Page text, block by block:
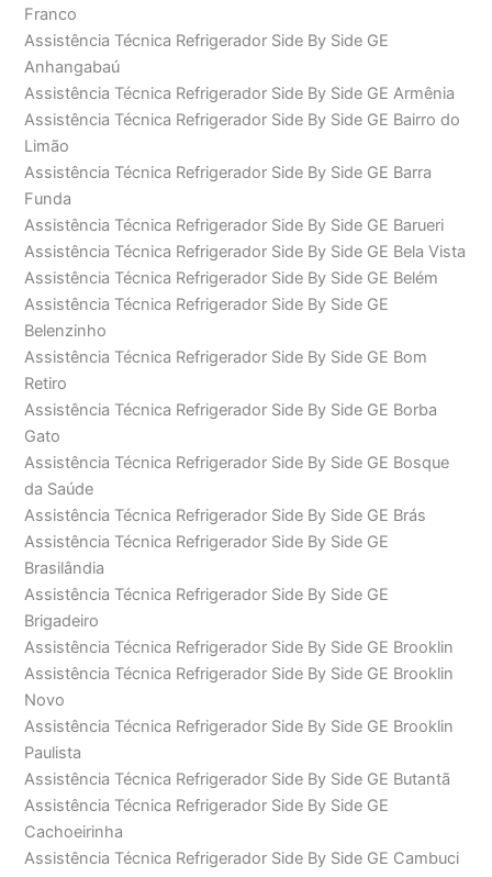
Franco
Assistência Técnica Refrigerador Side By Side GE
Anhangabaú
Assistência Técnica Refrigerador Side By Side GE Armênia
Assistência Técnica Refrigerador Side By Side GE Bairro do
Limão
Assistência Técnica Refrigerador Side By Side GE Barra
Funda
Assistência Técnica Refrigerador Side By Side GE Barueri
Assistência Técnica Refrigerador Side By Side GE Bela Vista
Assistência Técnica Refrigerador Side By Side GE Belém
Assistência Técnica Refrigerador Side By Side GE
Belenzinho
Assistência Técnica Refrigerador Side By Side GE Bom
Retiro
Assistência Técnica Refrigerador Side By Side GE Borba
Gato
Assistência Técnica Refrigerador Side By Side GE Bosque
da Saúde
Assistência Técnica Refrigerador Side By Side GE Brás
Assistência Técnica Refrigerador Side By Side GE
Brasilândia
Assistência Técnica Refrigerador Side By Side GE
Brigadeiro
Assistência Técnica Refrigerador Side By Side GE Brooklin
Assistência Técnica Refrigerador Side By Side GE Brooklin
Novo
Assistência Técnica Refrigerador Side By Side GE Brooklin
Paulista
Assistência Técnica Refrigerador Side By Side GE Butantã
Assistência Técnica Refrigerador Side By Side GE
Cachoeirinha
Assistência Técnica Refrigerador Side By Side GE Cambuci